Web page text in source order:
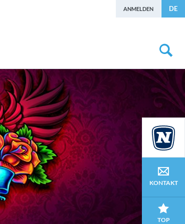
ANMELDEN DE
KONTAKT
TOP